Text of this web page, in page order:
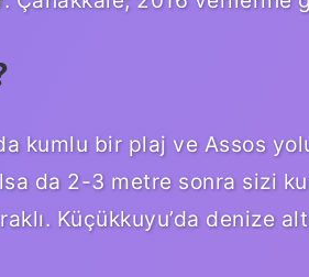
kumlu bir plaj ve Assos
da 2-3 metre sonra sizi
Küçükkuyu’da denize